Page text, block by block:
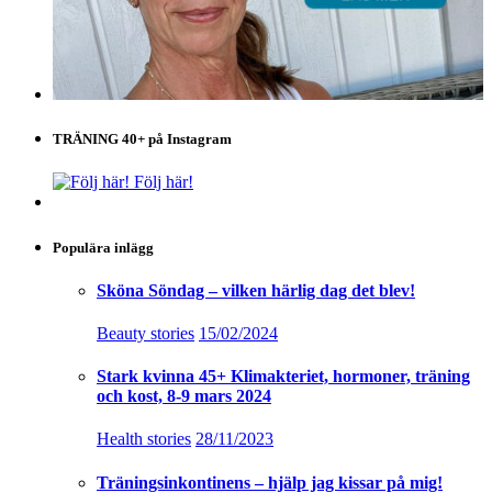
TRÄNING 40+ på Instagram
Följ här!
Populära inlägg
Sköna Söndag – vilken härlig dag det blev!
Beauty stories 15/02/2024
Stark kvinna 45+ Klimakteriet, hormoner, träning
och kost, 8-9 mars 2024
Health stories 28/11/2023
Träningsinkontinens – hjälp jag kissar på mig!